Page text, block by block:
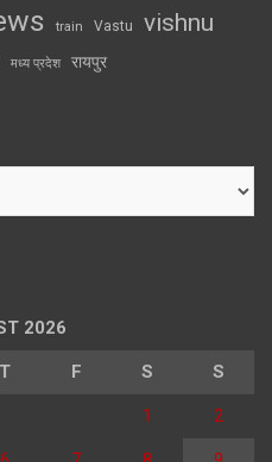
train Vastu vishnu
मध्य प्रदेश रायपुर
2026
T F S S
1 2